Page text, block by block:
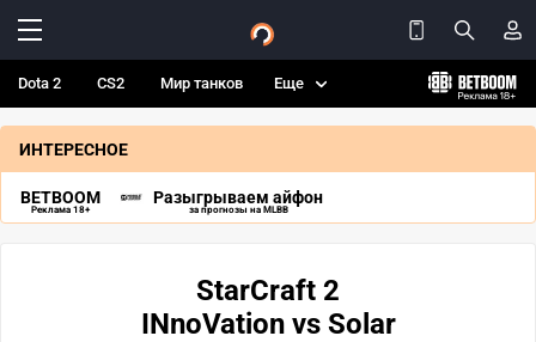
Dota 2 CS2 Мир танков Еще
ИНТЕРЕСНОЕ
BETBOOM
Реклама 18+
Разыгрываем айфон
за прогнозы на MLBB
StarCraft 2
INnoVation vs Solar